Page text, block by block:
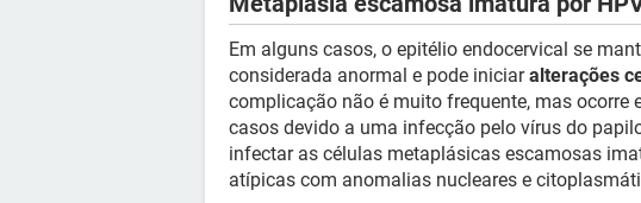
Em alguns casos, o epitélio endocervical se
considerada anormal e pode iniciaralterações
complicação não é muito frequente, mas ocorre
casos devido a uma infecção pelo vírus do
infectar as células metaplásicas escamosas
atípicas com anomalias nucleares e